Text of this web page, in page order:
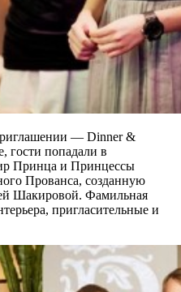
— Dinner &
гости попадали в
Принца и Принцессы
Прованса, созданную
Шакировой. Фамильная
пригласительные и